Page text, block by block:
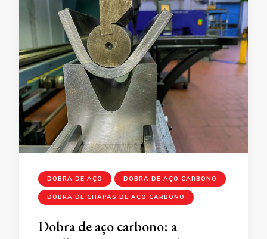
DOBRA DE AÇO DOBRA DE AÇO CARBONO
DOBRA DE CHAPAS DE AÇO CARBONO
Dobra de aço carbono: a